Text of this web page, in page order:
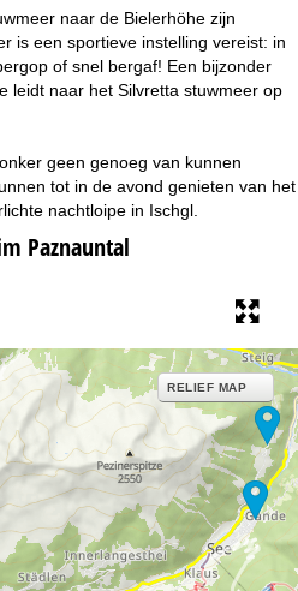
naar de Bielerhöhe zijn
is een sportieve instelling vereist: in
of snel bergaf! Een bijzonder
leidt naar het Silvretta stuwmeer op
geen genoeg van kunnen
tot in de avond genieten van het
nachtloipe in Ischgl.
Paznauntal
RELIEF MAP